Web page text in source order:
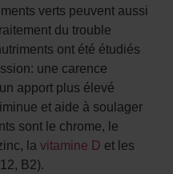
verts peuvent aussi
du trouble
ont été étudiés
une carence
apport plus élevé
et aide à soulager
sont le chrome, le
lavitamine D et les
B2).